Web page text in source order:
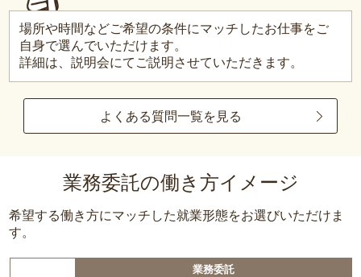
場所や時間などご希望の条件にマッチしたお仕事をご
自身で選んでいただけます。
詳細は、説明会にてご説明させていただきます。
よくある質問一覧を見る
業務委託の働き方イメージ
希望する働き方にマッチした就業形態をお選びいただけま
す。
業務委託